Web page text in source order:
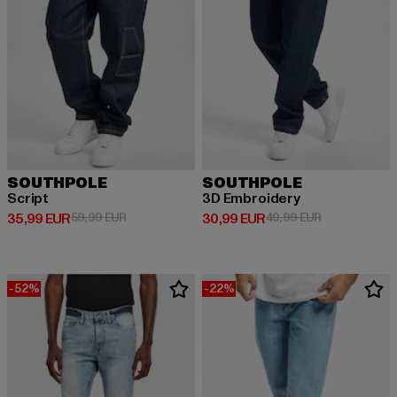
SOUTHPOLE
Script
35,99 EUR
Derzeitiger Preis: 35,99 EUR
59,99 EURAktionspreis: 59,99 EUR
SOUTHPOLE
3D Embroidery
30,99 EUR
Derzeitiger Preis: 30,99 EUR
49,99 EURAktionspreis:
-52% -22%